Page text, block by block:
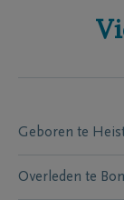
Geboren te
Overleden te